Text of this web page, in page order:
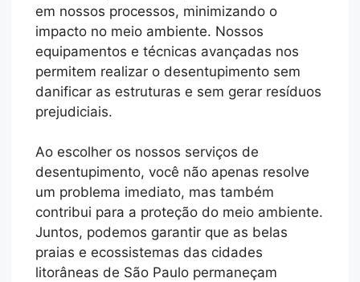
em nossos processos, minimizando o
impacto no meio ambiente. Nossos
equipamentos e técnicas avançadas nos
permitem realizar o desentupimento sem
danificar as estruturas e sem gerar resíduos
prejudiciais.
Ao escolher os nossos serviços de
desentupimento, você não apenas resolve
um problema imediato, mas também
contribui para a proteção do meio ambiente.
Juntos, podemos garantir que as belas
praias e ecossistemas das cidades
litorâneas de São Paulo permaneçam